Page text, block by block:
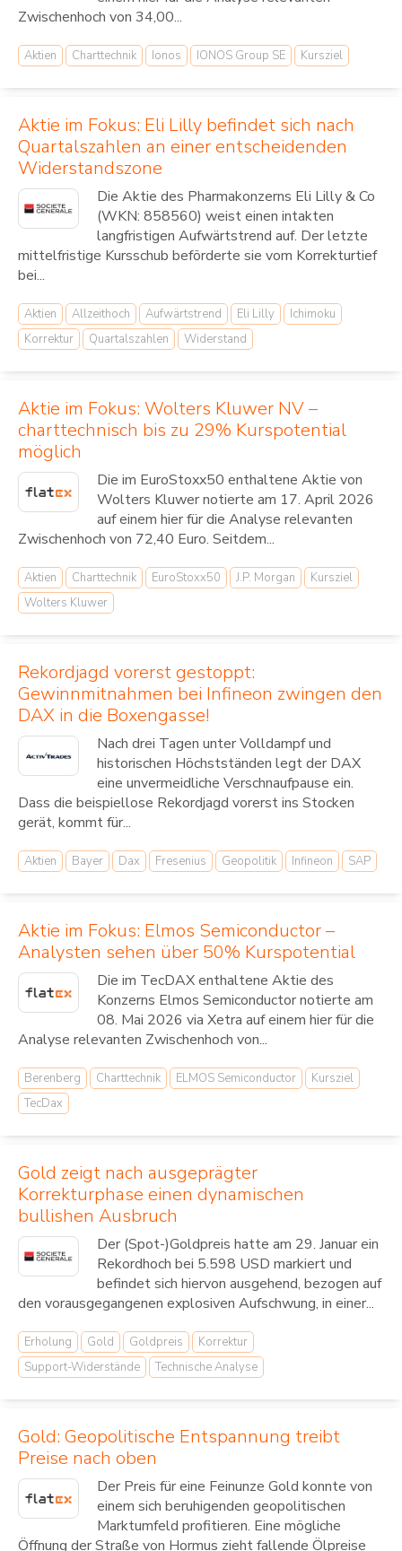
Zwischenhoch von 34,00...
Aktien Charttechnik Ionos IONOS Group SE Kursziel
Aktie im Fokus: Eli Lilly befindet sich nach
Quartalszahlen an einer entscheidenden
Widerstandszone
Die Aktie des Pharmakonzerns Eli Lilly & Co
(WKN: 858560) weist einen intakten
langfristigen Aufwärtstrend auf. Der letzte
mittelfristige Kursschub beförderte sie vom Korrekturtief
bei...
Aktien Allzeithoch Aufwärtstrend Eli Lilly
Ichimoku
Korrektur
Quartalszahlen Widerstand
Aktie im Fokus: Wolters Kluwer NV –
charttechnisch bis zu 29% Kurspotential
möglich
Die im EuroStoxx50 enthaltene Aktie von
Wolters Kluwer notierte am 17. April 2026
auf einem hier für die Analyse relevanten
Zwischenhoch von 72,40 Euro. Seitdem...
Aktien Charttechnik EuroStoxx50 J.P. Morgan
Kursziel
Wolters Kluwer
Rekordjagd vorerst gestoppt:
Gewinnmitnahmen bei Infineon zwingen den
DAX in die Boxengasse!
Nach drei Tagen unter Volldampf und
historischen Höchstständen legt der DAX
eine unvermeidliche Verschnaufpause ein.
Dass die beispiellose Rekordjagd vorerst ins Stocken
gerät, kommt für...
Aktien Bayer Dax Fresenius Geopolitik Infineon SAP
Aktie im Fokus: Elmos Semiconductor –
Analysten sehen über 50% Kurspotential
Die im TecDAX enthaltene Aktie des
Konzerns Elmos Semiconductor notierte am
08. Mai 2026 via Xetra auf einem hier für die
Analyse relevanten Zwischenhoch von...
Berenberg Charttechnik ELMOS Semiconductor
Kursziel
TecDax
Gold zeigt nach ausgeprägter
Korrekturphase einen dynamischen
bullishen Ausbruch
Der (Spot-)Goldpreis hatte am 29. Januar ein
Rekordhoch bei 5.598 USD markiert und
befindet sich hiervon ausgehend, bezogen auf
den vorausgegangenen explosiven Aufschwung, in einer...
Erholung Gold Goldpreis
Korrektur
Support-Widerstände
Technische Analyse
Gold: Geopolitische Entspannung treibt
Preise nach oben
Der Preis für eine Feinunze Gold konnte von
einem sich beruhigenden geopolitischen
Marktumfeld profitieren. Eine mögliche
Öffnung der Straße von Hormus zieht fallende Ölpreise